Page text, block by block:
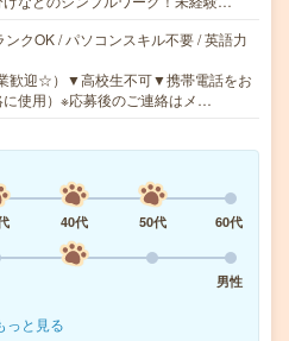
クOK / パソコンスキル不要 / 英語力
歓迎☆）▼高校生不可▼携帯電話をお
使用）※応募後のご連絡はメ…
40代 50代
60代
男性
っと見る